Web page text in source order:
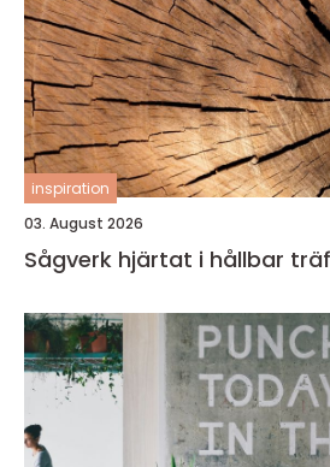
inspiration
03. August 2026
Sågverk hjärtat i hållbar